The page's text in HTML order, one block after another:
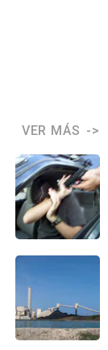
VER MÁS